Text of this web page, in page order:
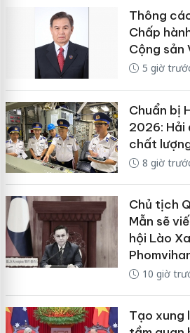
Thông
Chấp
Cộng sản
5 giờ
Chuẩn bị
2026: Hải
chất
8 giờ
Chủ tịch
Mẫn sẽ
hội Lào
10 giờ
Tạo xung